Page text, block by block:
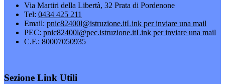
Via Martiri della Libertà, 32 Prata di Pordenone
Tel: 0434 425 211
Email: pnic82400l@istruzione.itLink per inviare una mail
PEC: pnic82400l@pec.istruzione.itLink per inviare una mail
C.F.: 80007050935
Sezione Link Utili